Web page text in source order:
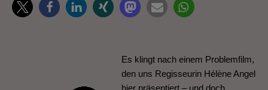
Es klingt nach einem Problemfilm,
den uns Regisseurin Hélène Angel